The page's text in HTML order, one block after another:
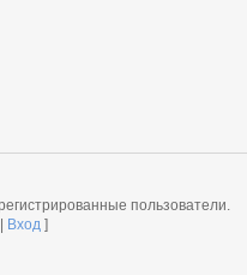
пользователи.
| Вход ]